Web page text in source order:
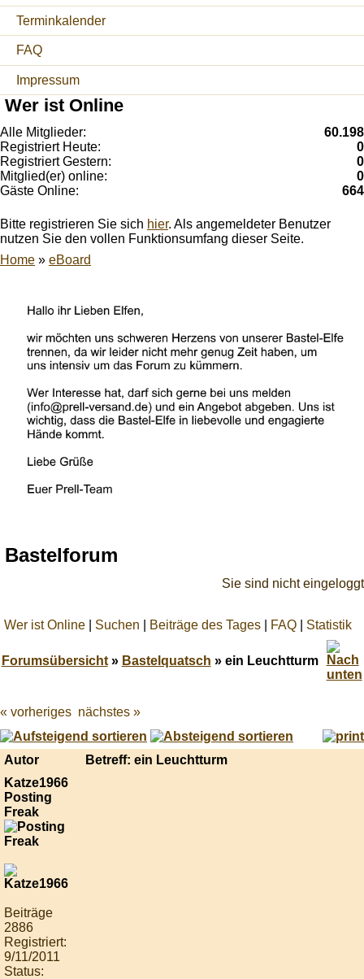
Terminkalender
FAQ
Impressum
Wer ist Online
Alle Mitglieder:
60.198
Registriert Heute:
0
Registriert Gestern:
0
Mitglied(er) online:
0
Gäste Online:
664
Bitte registrieren Sie sich hier. Als angemeldeter Benutzer
nutzen Sie den vollen Funktionsumfang dieser Seite.
Home » eBoard
Bastelforum
Sie sind nicht eingeloggt
Wer ist Online Suchen Beiträge des Tages FAQ Statistik
Forumsübersicht» Bastelquatsch » ein Leuchtturm
Best
online
live
casino
« vorheriges nächstes »
Autor
Betreff: ein Leuchtturm
Katze1966
Posting
Freak
Beiträge
2886
Registriert:
9/11/2011
Status: